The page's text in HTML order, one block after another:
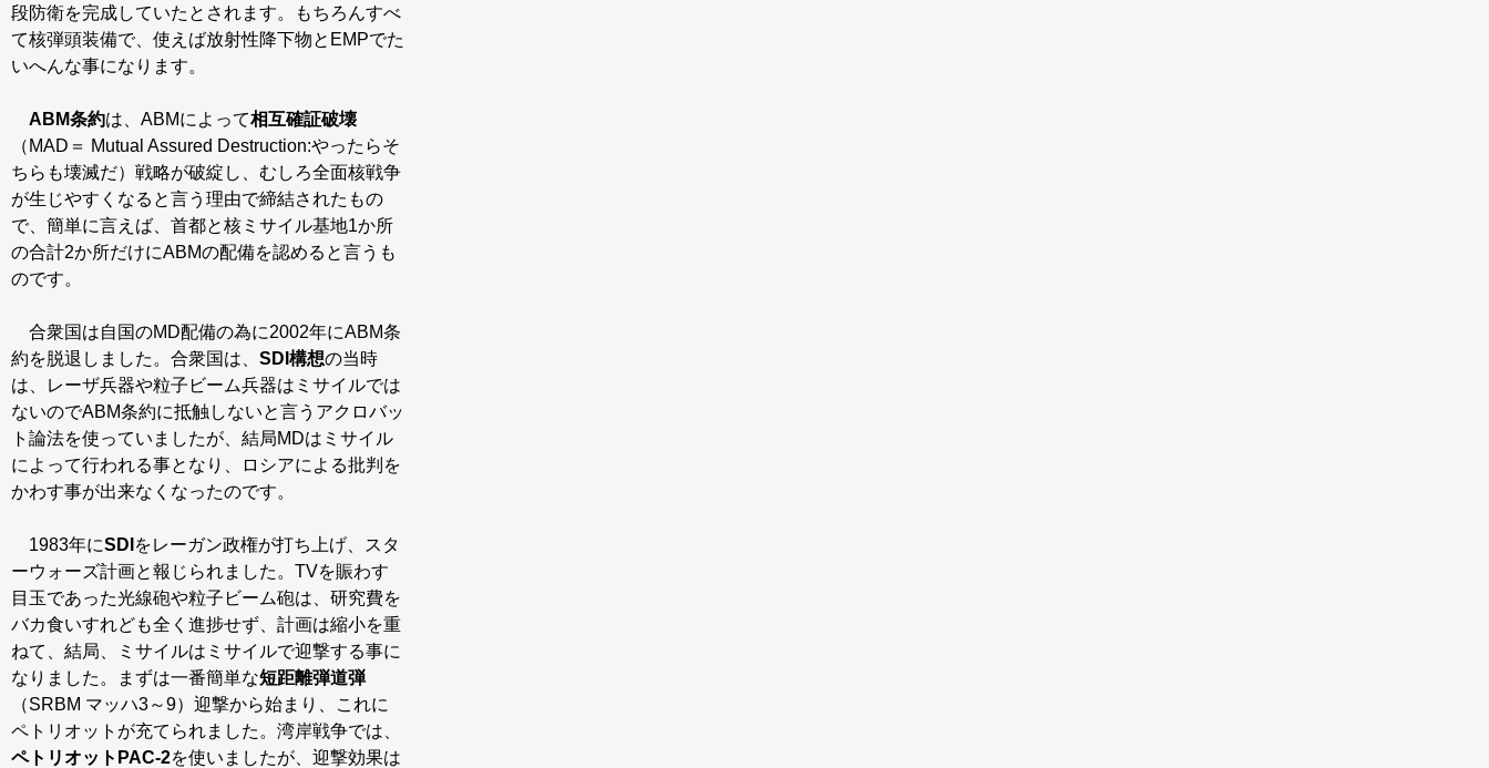
段防衛を完成していたとされます。もちろんすべ
て核弾頭装備で、使えば放射性降下物とEMPでた
いへんな事になります。
ABM条約は、ABMによって相互確証破壊
（MAD＝ Mutual Assured Destruction:やったらそ
ちらも壊滅だ）戦略が破綻し、むしろ全面核戦争
が生じやすくなると言う理由で締結されたもの
で、簡単に言えば、首都と核ミサイル基地1か所
の合計2か所だけにABMの配備を認めると言うも
のです。
合衆国は自国のMD配備の為に2002年にABM条
約を脱退しました。合衆国は、 SDI構想の当時
は、レーザ兵器や粒子ビーム兵器はミサイルでは
ないのでABM条約に抵触しないと言うアクロバッ
ト論法を使っていましたが、結局MDはミサイル
によって行われる事となり、ロシアによる批判を
かわす事が出来なくなったのです。
1983年にSDI をレーガン政権が打ち上げ、スタ
ーウォーズ計画と報じられました。TVを賑わす
目玉であった光線砲や粒子ビーム砲は、研究費を
バカ食いすれども全く進捗せず、計画は縮小を重
ねて、結局、ミサイルはミサイルで迎撃する事に
なりました。まずは一番簡単な短距離弾道弾
（SRBM マッハ3～9）迎撃から始まり、これに
ペトリオットが充てられました。湾岸戦争では、
ペトリオットPAC-2を使いましたが、迎撃効果は